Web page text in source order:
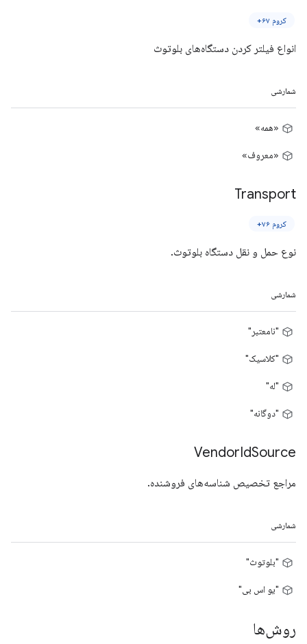
کروم ۶۷+
انواع فیلتر کردن دستگاه‌های بلوتوث
شمارشی
«همه»
«معروف»
Transport
کروم ۷۶+
نوع حمل و نقل دستگاه بلوتوث.
شمارشی
"نامعتبر"
"کلاسیک"
"له"
"دوگانه"
VendorIdSource
مراجع تخصیص شناسه‌های فروشنده.
شمارشی
"بلوتوث"
"یو اس بی"
روش‌ها